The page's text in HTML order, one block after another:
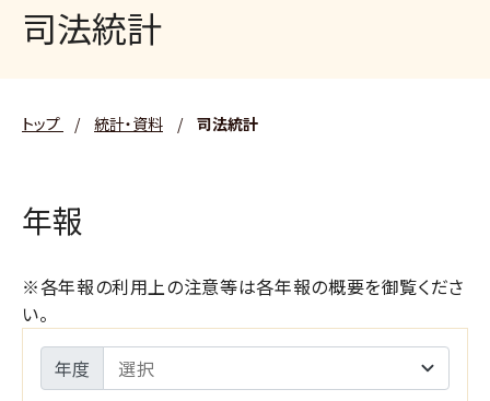
司法統計
トップ / 統計・資料 / 司法統計
年報
※各年報の利用上の注意等は各年報の概要を御覧くださ
い。
年度